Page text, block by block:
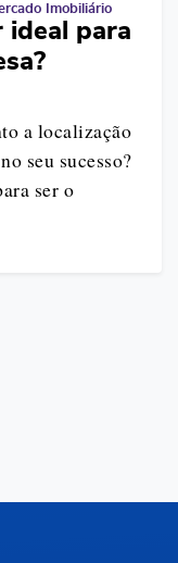
Imobiliário
ideal para
a localização
seu sucesso?
ser o